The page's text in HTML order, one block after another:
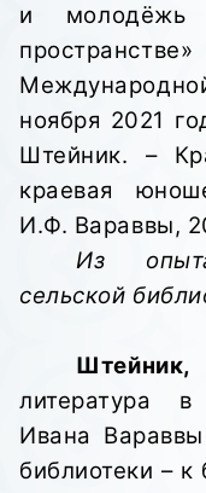
и молодёжь
пространстве»
ноября 2021
Штейник. –
краевая
И.Ф. Вараввы,
Из
сельской
литература в
Ивана
библиотеки –